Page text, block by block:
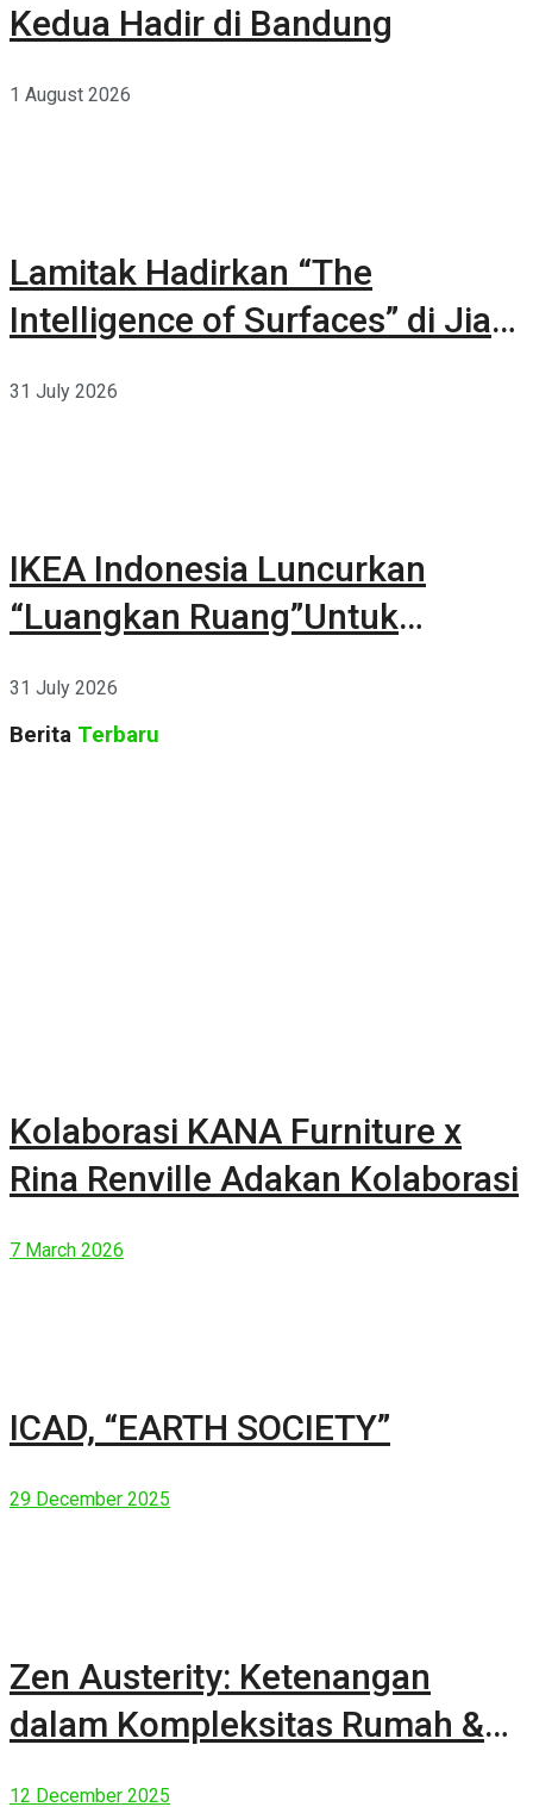
Kedua Hadir di Bandung
1 August 2026
Lamitak Hadirkan “The
Intelligence of Surfaces” di Jia
31 July 2026
IKEA Indonesia Luncurkan
“Luangkan Ruang”Untuk
31 July 2026
Berita Terbaru
Kolaborasi KANA Furniture x
Rina Renville Adakan Kolaborasi
7 March 2026
ICAD, “EARTH SOCIETY”
29 December 2025
Zen Austerity: Ketenangan
dalam Kompleksitas Rumah &
12 December 2025